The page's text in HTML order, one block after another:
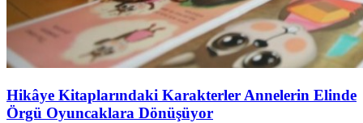
Hikâye Kitaplarındaki Karakterler Annelerin Elinde
Örgü Oyuncaklara Dönüşüyor